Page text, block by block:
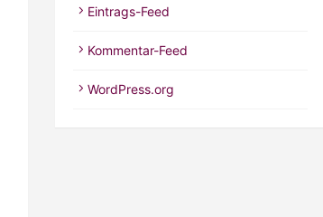
Eintrags-Feed
Kommentar-Feed
WordPress.org